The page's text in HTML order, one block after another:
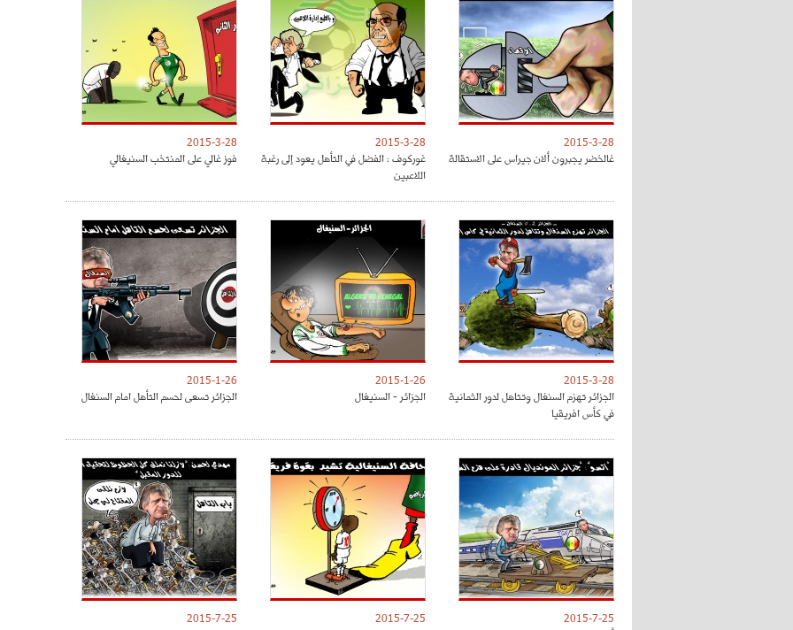
2015-3-28
غالخضر يجبرون ألان جيراس على الاستقالة
2015-3-28
غوركوف : الفضل في التأهل يعود إلى رغبة
اللاعبين
2015-3-28
فوز غالي على المنتخب السنيغالي
2015-3-28
الجزائر تهزم السنغال وتتاهل لدور الثمانية
في كأس افريقيا
2015-1-26
الجزائر - السنيغال
2015-1-26
الجزائر تسعى لحسم التأهل امام السنغال
2015-7-25
2015-7-25
2015-7-25